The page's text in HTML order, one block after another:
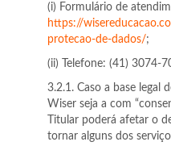
(i) Formulário de
https://
protecao-de-dados/;
(ii) Telefone: (41) 3074-
3.2.1. Caso a base legal
Wiser seja a com
Titular poderá afetar o
tornar alguns dos